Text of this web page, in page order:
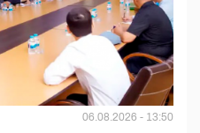
06.08.2026 - 13:50